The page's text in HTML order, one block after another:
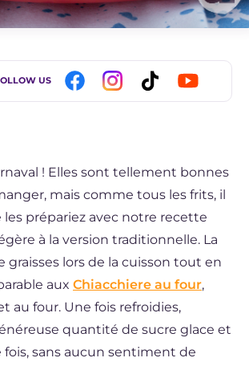
US
! Elles sont tellement bonnes
mais comme tous les frits, il
prépariez avec notre recette
à la version traditionnelle. La
lors de la cuisson tout en
aux Chiacchiere au four,
au four. Une fois refroidies,
quantité de sucre glace et
fois, sans aucun sentiment de